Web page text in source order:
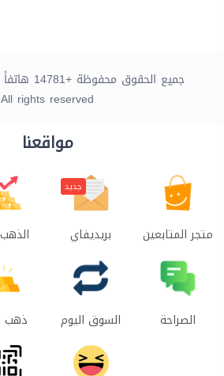
جميع الحقوق محفوظة +14781 هاتفاً © موبايلاوي 2026
All rights reserved